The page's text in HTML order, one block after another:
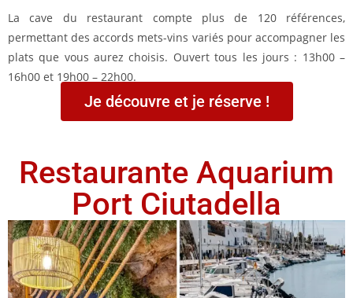
La cave du restaurant compte plus de 120 références,
permettant des accords mets-vins variés pour accompagner les
plats que vous aurez choisis. Ouvert tous les jours : 13h00 –
16h00 et 19h00 – 22h00.
Je découvre et je réserve !
Restaurante Aquarium
Port Ciutadella